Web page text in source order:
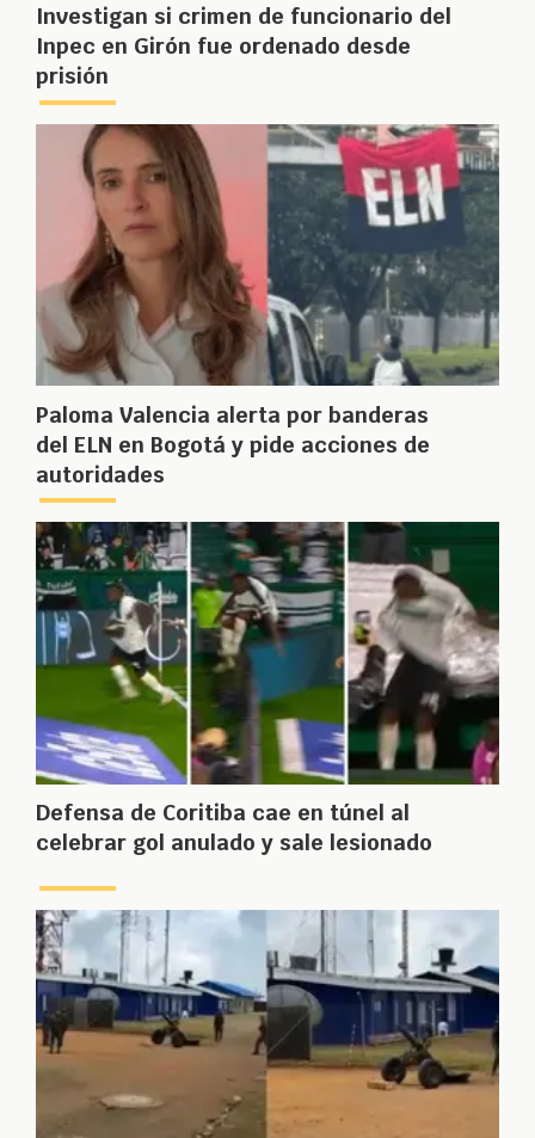
Investigan si crimen de funcionario del
Inpec en Girón fue ordenado desde
prisión
Paloma Valencia alerta por banderas
del ELN en Bogotá y pide acciones de
autoridades
Defensa de Coritiba cae en túnel al
celebrar gol anulado y sale lesionado